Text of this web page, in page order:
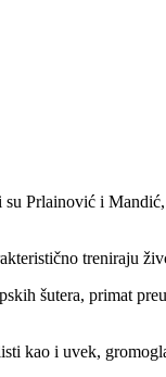
Prlainović i
treniraju
šutera, primat
kao i uvek,